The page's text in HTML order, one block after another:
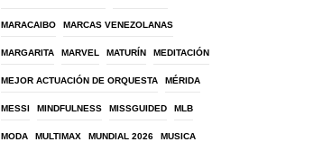
MARACAIBO MARCAS VENEZOLANAS
MARGARITA MARVEL MATURÍN MEDITACIÓN
MEJOR ACTUACIÓN DE ORQUESTA MÉRIDA
MESSI MINDFULNESS MISSGUIDED MLB
MODA MULTIMAX MUNDIAL 2026 MUSICA